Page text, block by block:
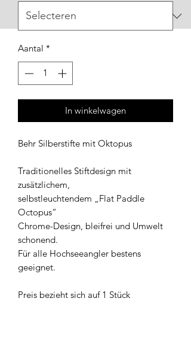
Aantal *
In winkelwagen
Behr Silberstifte mit Oktopus
Traditionelles Stiftdesign mit
zusätzlichem,
selbstleuchtendem „Flat Paddle
Octopus“
Chrome-Design, bleifrei und Umwelt
schonend.
Für alle Hochseeangler bestens
geeignet.
Preis bezieht sich auf 1 Stück